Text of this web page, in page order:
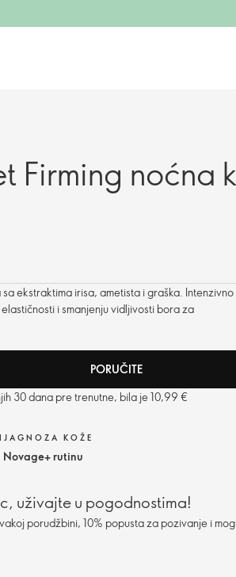
Firming noćna
ekstraktima irisa, ametista i graška.
i smanjenju vidljivosti bora za
PORUČITE
30 dana pre trenutne, bila je 10,99 €
KOŽE
Novage+ rutinu
uživajte u pogodnostima!
porudžbini, 10% popusta za pozivanje i